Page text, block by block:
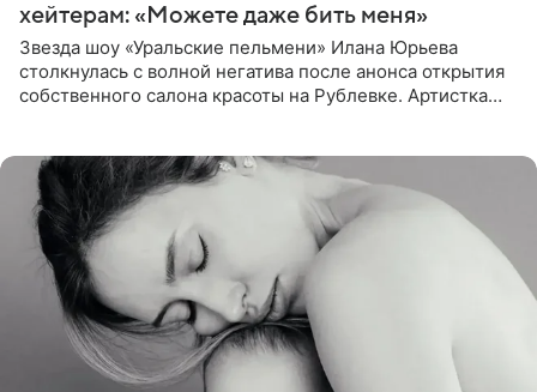
хейтерам: «Можете даже бить меня»
Звезда шоу «Уральские пельмени» Илана Юрьева
столкнулась с волной негатива после анонса открытия
собственного салона красоты на Рублевке. Артистка